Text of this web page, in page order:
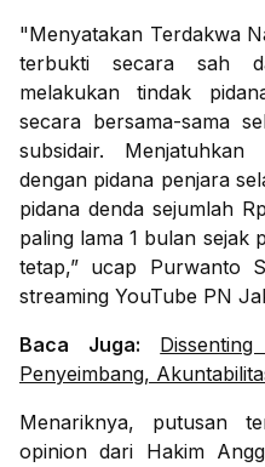
"Menyatakan Terdakwa
terbukti secara sah
melakukan tindak
secara bersama-sama
subsidair.
dengan pidana penjara
pidana denda sejumlah
paling lama 1 bulan sejak
tetap,” ucap Purwanto
streaming YouTube PN
Baca Juga:
Penyeimbang,
Menariknya, putusan
opinion dari Hakim